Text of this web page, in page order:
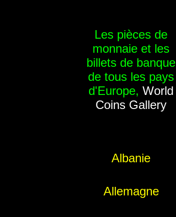
Les pièces de
monnaie et les
billets de banque
de tous les pays
d'Europe, World
Coins Gallery
Albanie
Allemagne